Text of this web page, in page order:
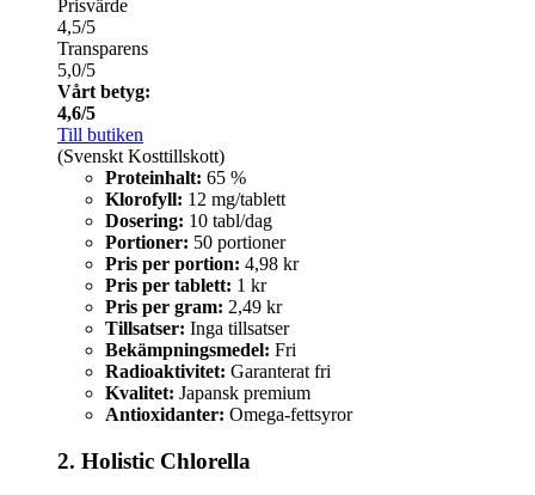
Prisvärde
4,5/5
Transparens
5,0/5
Vårt betyg:
4,6/5
Till butiken
(Svenskt Kosttillskott)
Proteinhalt: 65 %
Klorofyll: 12 mg/tablett
Dosering: 10 tabl/dag
Portioner: 50 portioner
Pris per portion: 4,98 kr
Pris per tablett: 1 kr
Pris per gram: 2,49 kr
Tillsatser: Inga tillsatser
Bekämpningsmedel: Fri
Radioaktivitet: Garanterat fri
Kvalitet: Japansk premium
Antioxidanter: Omega-fettsyror
2. Holistic Chlorella